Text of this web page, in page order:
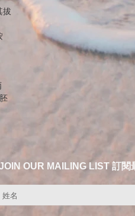
拔
OUR MAILING LIST 訂閱